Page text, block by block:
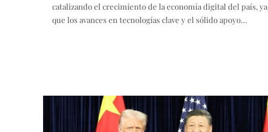
catalizando el crecimiento de la economía digital del país, ya
que los avances en tecnologías clave y el sólido apoyo…